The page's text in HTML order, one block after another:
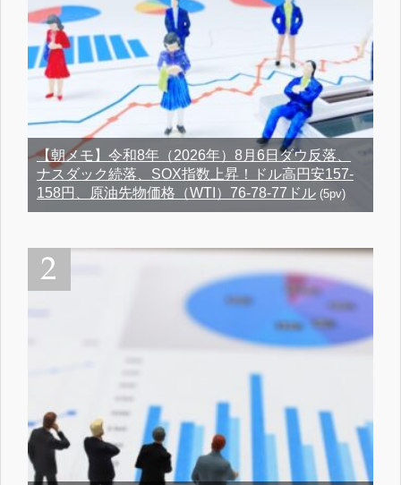
【朝メモ】令和8年（2026年）8月6日ダウ反落、
ナスダック続落、SOX指数上昇！ドル高円安157-
158円、原油先物価格（WTI）76-78-77ドル (5pv)